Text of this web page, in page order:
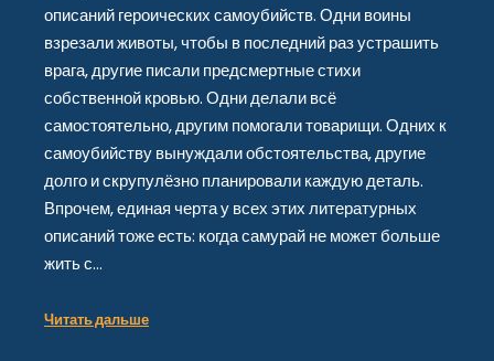
описаний героических самоубийств. Одни воины
взрезали животы, чтобы в последний раз устрашить
врага, другие писали предсмертные стихи
собственной кровью. Одни делали всё
самостоятельно, другим помогали товарищи. Одних к
самоубийству вынуждали обстоятельства, другие
долго и скрупулёзно планировали каждую деталь.
Впрочем, единая черта у всех этих литературных
описаний тоже есть: когда самурай не может больше
жить с…
Читать дальше